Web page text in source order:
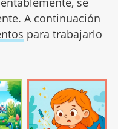
A continuación
para trabajarlo